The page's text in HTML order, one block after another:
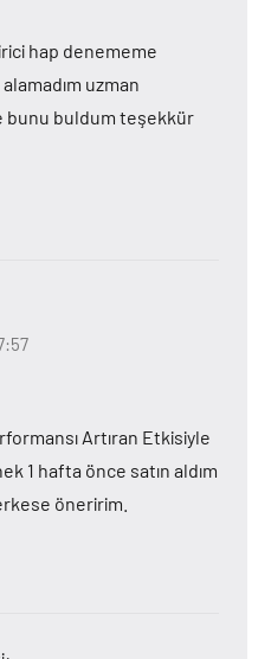
hap denememe
uzman
bunu buldum teşekkür
Artıran Etkisiyle
1 hafta önce satın aldım
öneririm.